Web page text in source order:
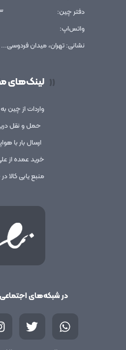
دفتر چین:
واتس‌اپ:
نشانی: تهران، میدان فردوسی...
(( لینک‌های
واردات از چین به
حمل و نقل
ارسال بار با
خرید عمده از
منبع یابی کالا
در شبکه‌های اجتماعی
W
h
T
w